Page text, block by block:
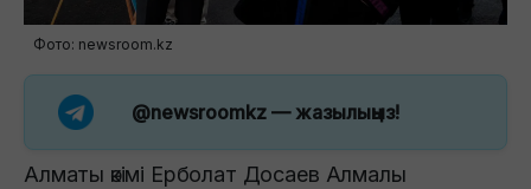
Фото: newsroom.kz
@newsroomkz — жазылыңыз!
Алматы әкімі Ерболат Досаев Алмалы